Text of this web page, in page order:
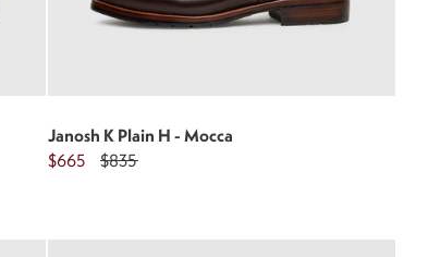
Janosh K Plain H - Mocca
$665
$835